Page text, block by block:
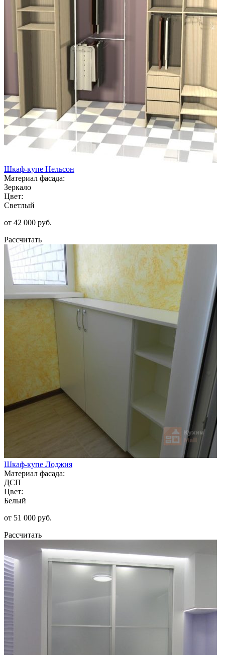
Шкаф-купе Нельсон
Материал фасада:
Зеркало
Цвет:
Светлый
от 42 000 руб.
Рассчитать
Шкаф-купе Лоджия
Материал фасада:
ДСП
Цвет:
Белый
от 51 000 руб.
Рассчитать